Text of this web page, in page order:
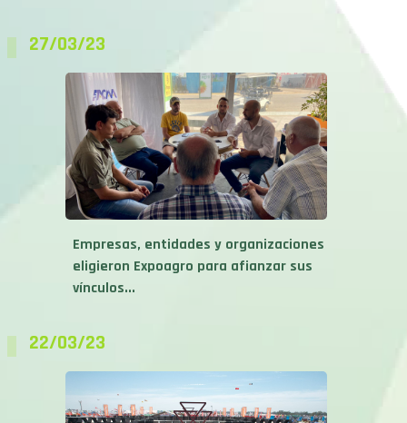
27/03/23
Empresas, entidades y organizaciones
eligieron Expoagro para afianzar sus
vínculos...
22/03/23